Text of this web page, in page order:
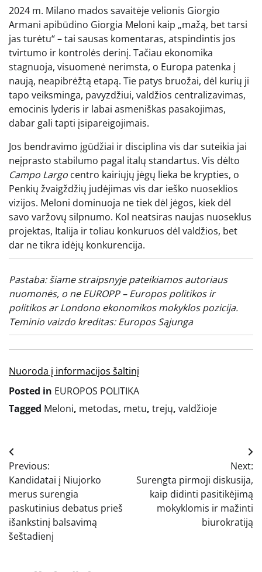
2024 m. Milano mados savaitėje velionis Giorgio
Armani apibūdino Giorgia Meloni kaip „mažą, bet tarsi
jas turėtu“ – tai sausas komentaras, atspindintis jos
tvirtumo ir kontrolės derinį. Tačiau ekonomika
stagnuoja, visuomenė nerimsta, o Europa patenka į
naują, neapibrėžtą etapą. Tie patys bruožai, dėl kurių ji
tapo veiksminga, pavyzdžiui, valdžios centralizavimas,
emocinis lyderis ir labai asmeniškas pasakojimas,
dabar gali tapti įsipareigojimais.
Jos bendravimo įgūdžiai ir disciplina vis dar suteikia jai
neįprasto stabilumo pagal italų standartus. Vis dėlto
Campo Largo centro kairiųjų jėgų lieka be krypties, o
Penkių žvaigždžių judėjimas vis dar ieško nuoseklios
vizijos. Meloni dominuoja ne tiek dėl jėgos, kiek dėl
savo varžovų silpnumo. Kol neatsiras naujas nuoseklus
projektas, Italija ir toliau konkuruos dėl valdžios, bet
dar ne tikra idėjų konkurencija.
Pastaba: šiame straipsnyje pateikiamos autoriaus
nuomonės, o ne EUROPP – Europos politikos ir
politikos ar Londono ekonomikos mokyklos pozicija.
Teminio vaizdo kreditas: Europos Sąjunga
Nuoroda į informacijos šaltinį
Posted in EUROPOS POLITIKA
Tagged Meloni, metodas, metu, trejų, valdžioje
Navigacija
tarp
įrašų
Previous:
Kandidatai į Niujorko
merus surengia
paskutinius debatus prieš
išankstinį balsavimą
šeštadienį
Next:
Surengta pirmoji diskusija,
kaip didinti pasitikėjimą
mokyklomis ir mažinti
biurokratiją